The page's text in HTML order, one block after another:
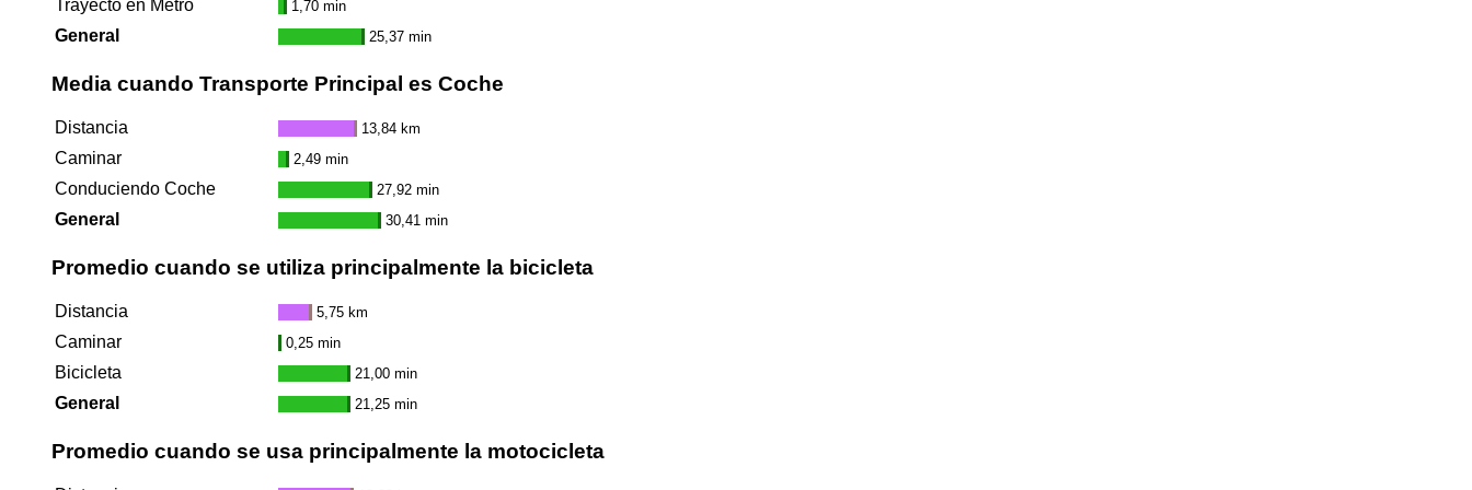
Trayecto en Metro 1,70 min
General 25,37 min
Media cuando Transporte Principal es Coche
Distancia 13,84 km
Caminar 2,49 min
Conduciendo Coche 27,92 min
General 30,41 min
Promedio cuando se utiliza principalmente la bicicleta
Distancia 5,75 km
Caminar 0,25 min
Bicicleta 21,00 min
General 21,25 min
Promedio cuando se usa principalmente la motocicleta